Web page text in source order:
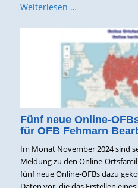
Weiterlesen …
Fünf neue Online-
für OFB Fehmarn
Im Monat November 2024 sind
Meldung zu den Online-
fünf neue Online-OFBs dazu